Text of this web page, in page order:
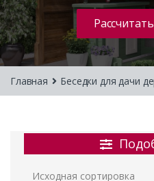
Главная Беседки для дачи